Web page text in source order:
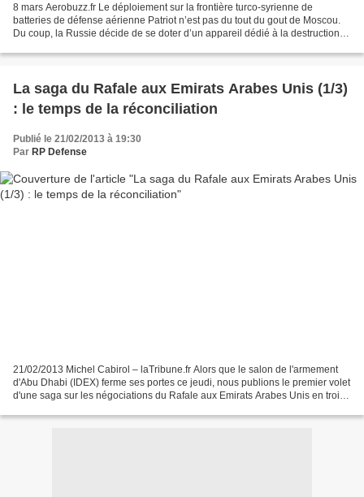
8 mars Aerobuzz.fr Le déploiement sur la frontière turco-syrienne de
batteries de défense aérienne Patriot n’est pas du tout du gout de Moscou.
Du coup, la Russie décide de se doter d’un appareil dédié à la destruction
La saga du Rafale aux Emirats Arabes Unis (1/3)
: le temps de la réconciliation
Publié le 21/02/2013 à 19:30
Par RP Defense
21/02/2013 Michel Cabirol – laTribune.fr Alors que le salon de l'armement
d'Abu Dhabi (IDEX) ferme ses portes ce jeudi, nous publions le premier volet
d'une saga sur les négociations du Rafale aux Emirats Arabes Unis en trois